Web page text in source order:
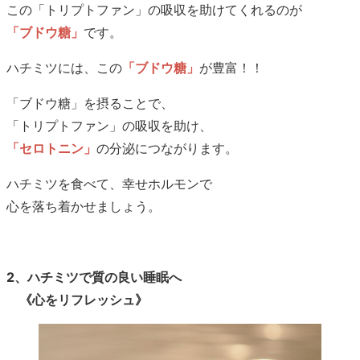
この「トリプトファン」の吸収を助けてくれるのが
「ブドウ糖」 です。
ハチミツには、この 「ブドウ糖」 が豊富！！
「ブドウ糖」を摂ることで、
「トリプトファン」の吸収を助け、
「セロトニン」 の分泌につながります。
ハチミツを食べて、幸せホルモンで
心を落ち着かせましょう。
2、ハチミツで質の良い睡眠へ
《心をリフレッシュ》